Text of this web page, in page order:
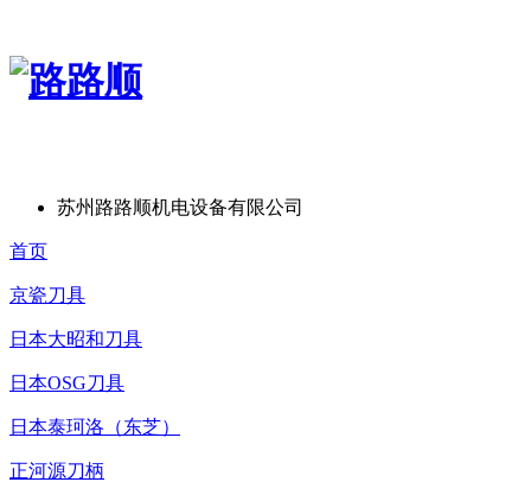
苏州路路顺机电设备有限公司
首页
京瓷刀具
日本大昭和刀具
日本OSG刀具
日本泰珂洛（东芝）
正河源刀柄